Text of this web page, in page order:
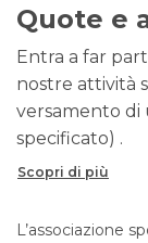
Quote e
Entra a far
nostre attività
versamento di
specificato) .
Scopri di più
L’associazione